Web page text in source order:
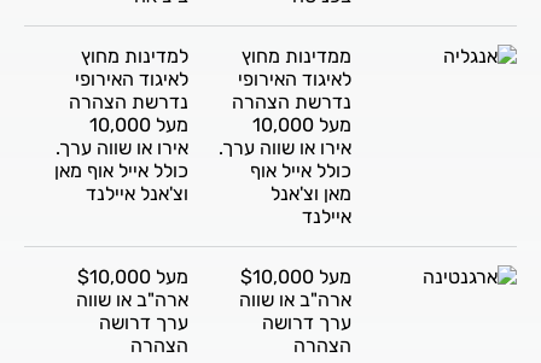
ממדינות מחוץ
לאיגוד האירופי
נדרשת הצהרה
מעל 10,000
אירו או שווה ערך.
כולל אייל אוף
מאן וצ'אנל
איילנד
למדינות מחוץ
לאיגוד האירופי
נדרשת הצהרה
מעל 10,000
אירו או שווה ערך.
כולל אייל אוף מאן
וצ'אנל איילנד
מעל $10,000
ארה"ב או שווה
ערך דרושה
הצהרה
מעל $10,000
ארה"ב או שווה
ערך דרושה
הצהרה